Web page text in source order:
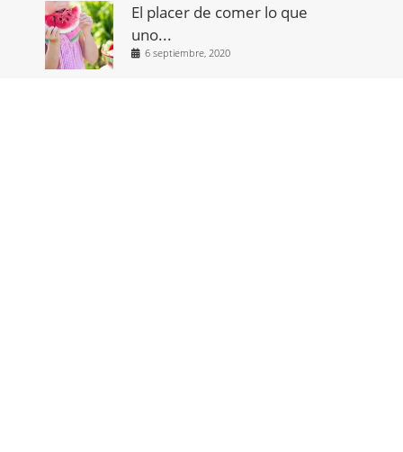
El placer de comer lo que
uno...
6 septiembre, 2020